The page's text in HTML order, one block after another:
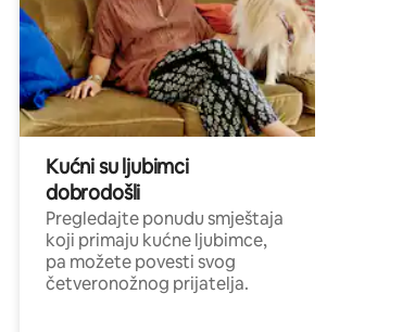
Kućni su ljubimci
dobrodošli
Pregledajte ponudu smještaja
koji primaju kućne ljubimce,
pa možete povesti svog
četveronožnog prijatelja.